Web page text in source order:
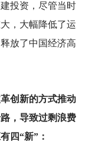
投资，尽管当时
，大幅降低了运
放了中国经济高
创新的方式推动
，导致过剩浪费
四“新”：